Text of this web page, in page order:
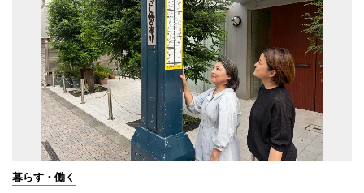
暮らす・働く